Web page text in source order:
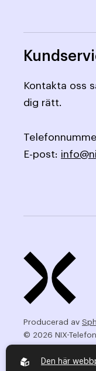
Kontakta oss
dig rätt.
E-post:
Producerad av
© 2026 NIX-Telefon
Den här